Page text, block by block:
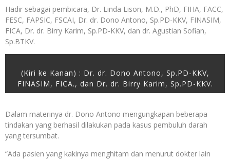
Hadir sebagai pembicara, Dr. Linda Lison, M.D., PhD, FIHA, FACC,
FESC, FAPSIC, FSCAI, Dr. dr. Dono Antono, Sp.PD-KKV, FINASIM,
FICA, Dr. dr. Birry Karim, Sp.PD-KKV, dan dr. Agustian Sofian,
Sp.BTKV.
(Kiri ke Kanan) : Dr. dr. Dono Antono, Sp.PD-KKV,
FINASIM, FICA., dan Dr. dr. Birry Karim, Sp.PD-KKV.
Dalam materinya dr. Dono Antono mengungkapan beberapa
tindakan yang berhasil dilakukan pada kasus pembuluh darah
yang tersumbat.
“Ada pasien yang kakinya menghitam dan menurut dokter lain